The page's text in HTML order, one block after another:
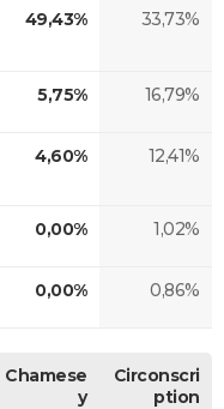
49,43% 33,73%
5,75% 16,79%
4,60% 12,41%
0,00% 1,02%
0,00% 0,86%
Chamese
y
Circonscri
ption